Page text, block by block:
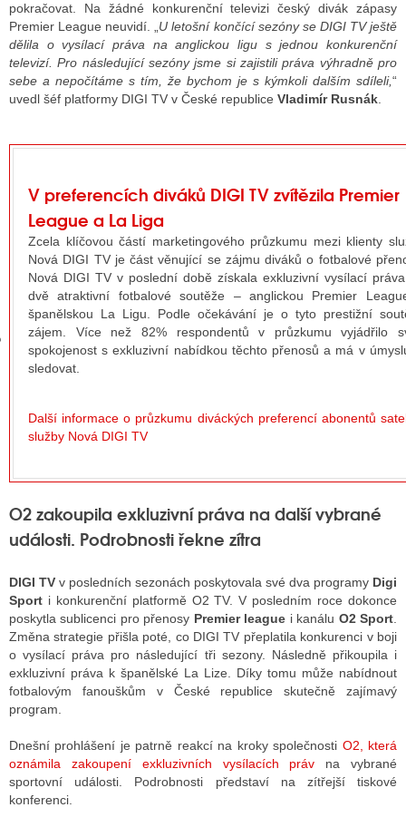
TISK
STÁT BLOGEREM
DISKUTÉRA NA RADIOTV
STARŠÍCH DISKUZÍ
pokračovat. Na žádné konkurenční televizi český divák zápasy
Premier League neuvidí. „ U letošní končící sezóny se DIGI TV ještě
dělila o vysílací práva na anglickou ligu s jednou konkurenční
televizí. Pro následující sezóny jsme si zajistili práva výhradně pro
sebe a nepočítáme s tím, že bychom je s kýmkoli dalším sdíleli,“
uvedl šéf platformy DIGI TV v České republice Vladimír Rusnák
V preferencích diváků DIGI TV zvítězila Premier
League a La Liga
Zcela klíčovou částí marketingového průzkumu mezi klienty
Nová DIGI TV je část věnující se zájmu diváků o fotbalové
Nová DIGI TV v poslední době získala exkluzivní vysílací
dvě atraktivní fotbalové soutěže – anglickou Premier
španělskou La Ligu. Podle očekávání je o tyto prestižní
zájem. Více než 82% respondentů v průzkumu vyjádřilo
spokojenost s exkluzivní nabídkou těchto přenosů a má v
sledovat.
Další informace o průzkumu diváckých preferencí abonentů
služby Nová DIGI TV
O2 zakoupila exkluzivní práva na další vybrané
události. Podrobnosti řekne zítra
DIGI TV v posledních sezonách poskytovala své dva programy Digi
Sport i konkurenční platformě O2 TV. V posledním roce dokonce
poskytla sublicenci pro přenosy Premier league i kanálu O2 Sport
Změna strategie přišla poté, co DIGI TV přeplatila konkurenci v boji
o vysílací práva pro následující tři sezony. Následně přikoupila i
exkluzivní práva k španělské La Lize. Díky tomu může nabídnout
fotbalovým fanouškům v České republice skutečně zajímavý
program.
Dnešní prohlášení je patrně reakcí na kroky společnosti O2, která
oznámila zakoupení exkluzivních vysílacích práv na vybrané
sportovní události. Podrobnosti představí na zítřejší tiskové
konferenci.